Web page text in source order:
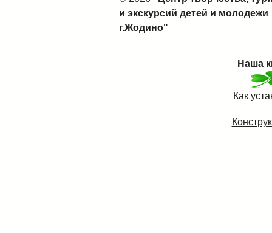
и экскурсий детей и молодежи
г.Жодино"
Наша
Как